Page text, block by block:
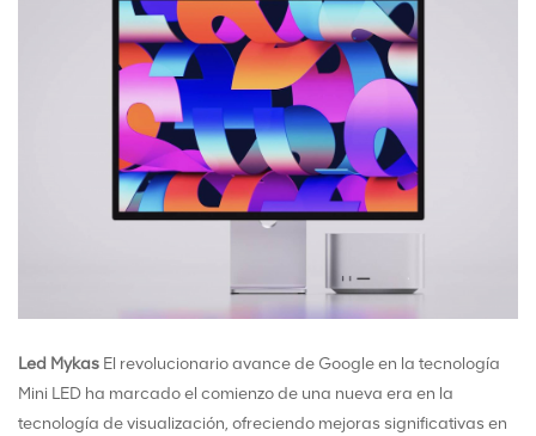
Led Mykas El revolucionario avance de Google en la tecnología
Mini LED ha marcado el comienzo de una nueva era en la
tecnología de visualización, ofreciendo mejoras significativas en